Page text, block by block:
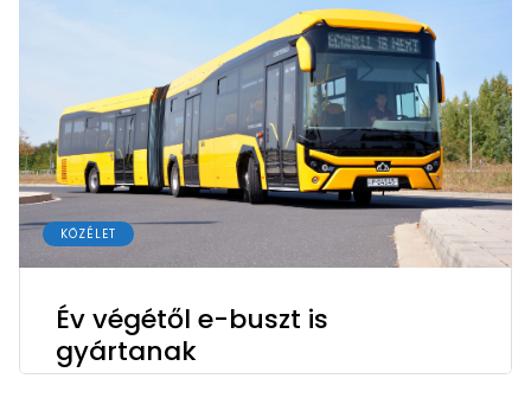
KÖZÉLET
Év végétől e-buszt is
gyártanak